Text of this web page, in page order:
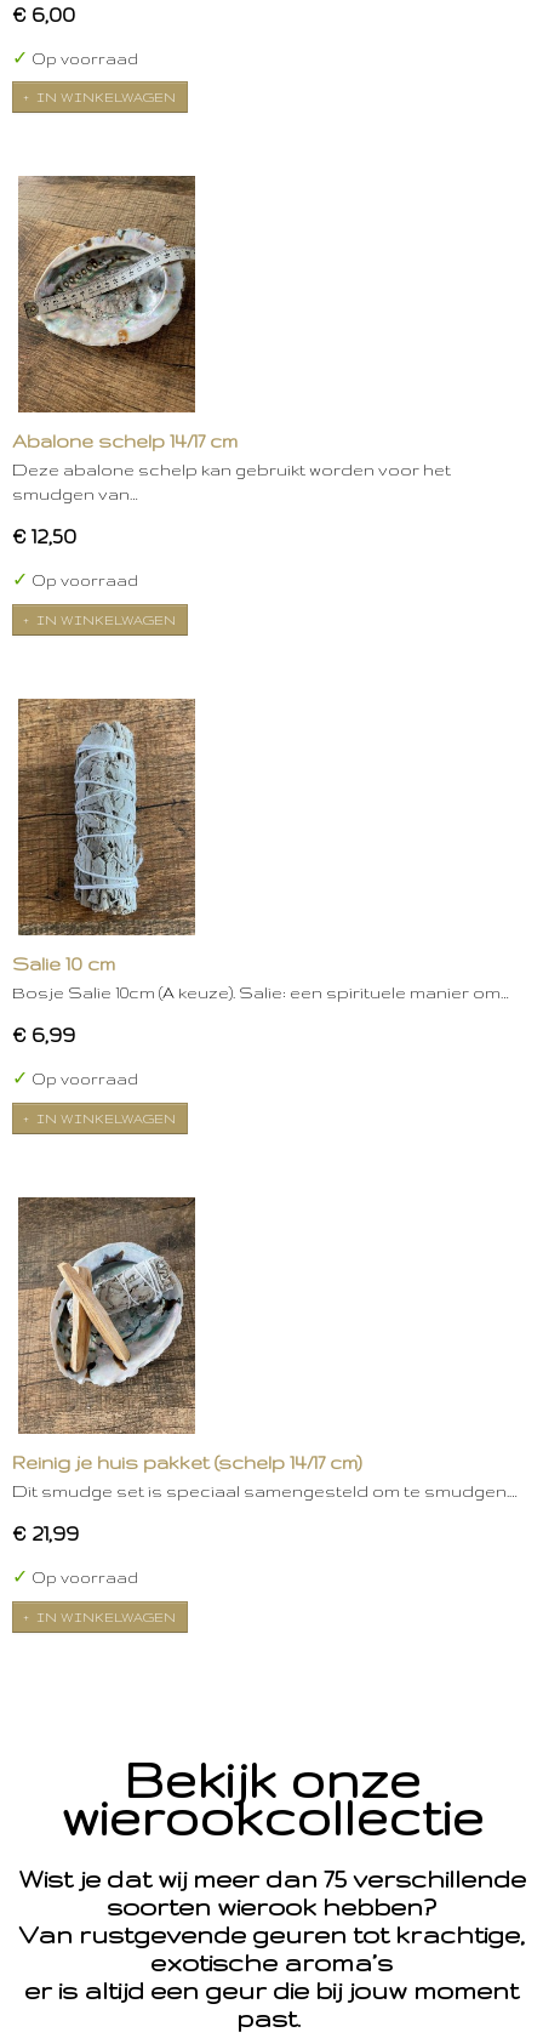
€ 6,00
✓ Op voorraad
IN WINKELWAGEN
Abalone schelp 14/17 cm
Deze abalone schelp kan gebruikt worden voor het
smudgen van…
€ 12,50
✓ Op voorraad
IN WINKELWAGEN
Salie 10 cm
Bosje Salie 10cm (A keuze). Salie: een spirituele manier om…
€ 6,99
✓ Op voorraad
IN WINKELWAGEN
Reinig je huis pakket (schelp 14/17 cm)
Dit smudge set is speciaal samengesteld om te smudgen.…
€ 21,99
✓ Op voorraad
IN WINKELWAGEN
Bekijk onze
wierookcollectie
Wist je dat wij meer dan 75 verschillende
soorten wierook hebben?
Van rustgevende geuren tot krachtige,
exotische aroma’s
er is altijd een geur die bij jouw moment
past.